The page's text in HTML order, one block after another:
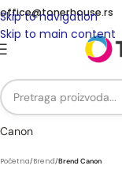
Skip to navigation
Skip to main content
office@tonerhouse.rs
Canon
Početna/Brend/Brend Canon